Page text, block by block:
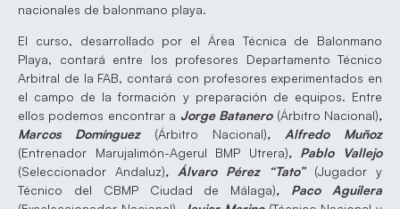
nacionales de balonmano playa.
El curso, desarrollado por el Área Técnica de Balonmano
Playa, contará entre los profesores Departamento Técnico
Arbitral de la FAB, contará con profesores experimentados en
el campo de la formación y preparación de equipos. Entre
ellos podemos encontrar a Jorge Batanero (Árbitro Nacional),
Marcos Domínguez (Árbitro Nacional), Alfredo Muñoz
(Entrenador Marujalimón-Agerul BMP Utrera), Pablo Vallejo
(Seleccionador Andaluz), Álvaro Pérez “Tato” (Jugador y
Técnico del CBMP Ciudad de Málaga), Paco Aguilera